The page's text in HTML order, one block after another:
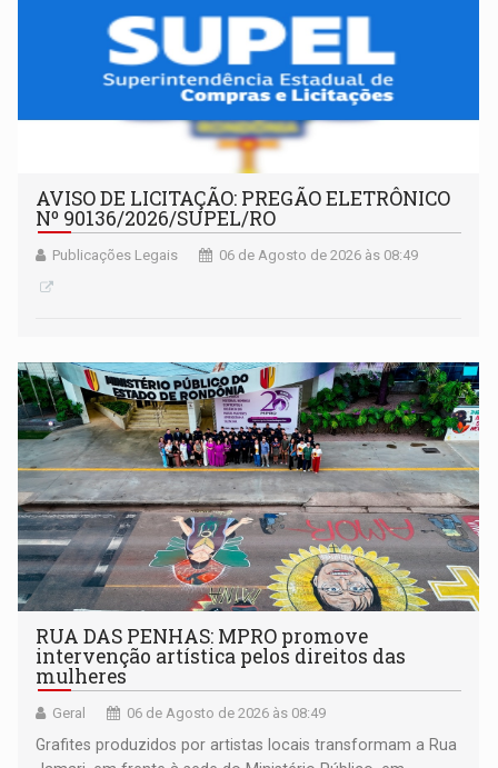
AVISO DE LICITAÇÃO: PREGÃO ELETRÔNICO
Nº 90136/2026/SUPEL/RO
Publicações Legais 06 de Agosto de 2026 às 08:49
RUA DAS PENHAS: MPRO promove
intervenção artística pelos direitos das
mulheres
Geral 06 de Agosto de 2026 às 08:49
Grafites produzidos por artistas locais transformam a Rua